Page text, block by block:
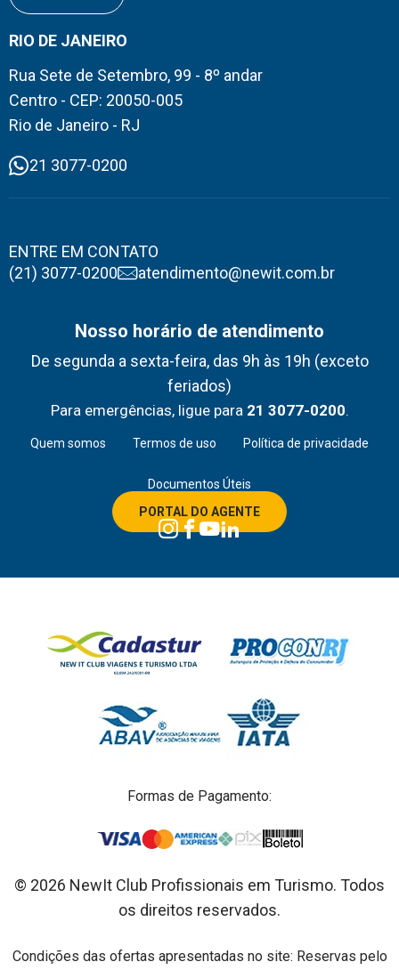
RIO DE JANEIRO
Rua Sete de Setembro, 99 - 8º andar
Centro - CEP: 20050-005
Rio de Janeiro - RJ
21 3077-0200
ENTRE EM CONTATO
(21) 3077-0200
atendimento@newit.com.br
Nosso horário de atendimento
De segunda a sexta-feira, das 9h às 19h (exceto
feriados)
Para emergências, ligue para 21 3077-0200.
Quem somos Termos de uso Política de privacidade
Documentos Úteis
PORTAL DO AGENTE
Formas de Pagamento:
© 2026 NewIt Club Profissionais em Turismo. Todos
os direitos reservados.
Condições das ofertas apresentadas no site: Reservas pelo